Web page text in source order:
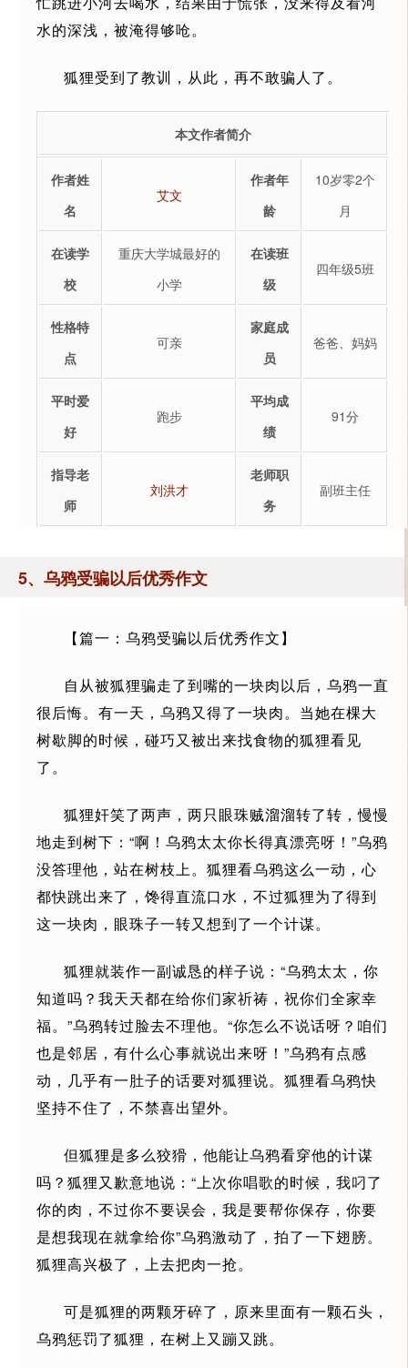
水的深浅，被淹得够呛。
狐狸受到了教训，从此，再不敢骗人了。
本文作者简介
作者姓
名
艾文
作者年
龄
10岁零2个
月
在读学
校
重庆大学城最好的
小学
在读班
级
四年级5班
性格特
点
可亲
家庭成
员
爸爸、妈妈
平时爱
好
跑步
平均成
绩
91分
指导老
师
刘洪才
老师职
务
副班主任
5、乌鸦受骗以后优秀作文
【篇一：乌鸦受骗以后优秀作文】
自从被狐狸骗走了到嘴的一块肉以后，乌鸦一直
很后悔。有一天，乌鸦又得了一块肉。当她在棵大
树歇脚的时候，碰巧又被出来找食物的狐狸看见
了。
狐狸奸笑了两声，两只眼珠贼溜溜转了转，慢慢
地走到树下：“啊！乌鸦太太你长得真漂亮呀！”乌鸦
没答理他，站在树枝上。狐狸看乌鸦这么一动，心
都快跳出来了，馋得直流口水，不过狐狸为了得到
这一块肉，眼珠子一转又想到了一个计谋。
狐狸就装作一副诚恳的样子说：“乌鸦太太，你
知道吗？我天天都在给你们家祈祷，祝你们全家幸
福。”乌鸦转过脸去不理他。“你怎么不说话呀？咱们
也是邻居，有什么心事就说出来呀！”乌鸦有点感
动，几乎有一肚子的话要对狐狸说。狐狸看乌鸦快
坚持不住了，不禁喜出望外。
但狐狸是多么狡猾，他能让乌鸦看穿他的计谋
吗？狐狸又歉意地说：“上次你唱歌的时候，我叼了
你的肉，不过你不要误会，我是要帮你保存，你要
是想我现在就拿给你”乌鸦激动了，拍了一下翅膀。
狐狸高兴极了，上去把肉一抢。
可是狐狸的两颗牙碎了，原来里面有一颗石头，
乌鸦惩罚了狐狸，在树上又蹦又跳。